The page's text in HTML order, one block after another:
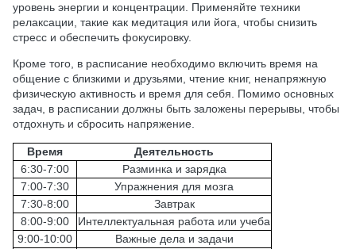
уровень энергии и концентрации. Применяйте техники
релаксации, такие как медитация или йога, чтобы снизить
стресс и обеспечить фокусировку.
Кроме того, в расписание необходимо включить время на
общение с близкими и друзьями, чтение книг, ненапряжную
физическую активность и время для себя. Помимо основных
задач, в расписании должны быть заложены перерывы, чтобы
отдохнуть и сбросить напряжение.
Время
Деятельность
6:30-7:00
Разминка и зарядка
7:00-7:30
Упражнения для мозга
7:30-8:00
Завтрак
8:00-9:00
Интеллектуальная работа или учеба
9:00-10:00
Важные дела и задачи